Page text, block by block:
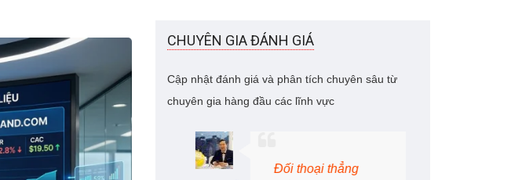
CHUYÊN GIA ĐÁNH GIÁ
Cập nhật đánh giá và phân tích chuyên sâu từ
chuyên gia hàng đầu các lĩnh vực
Đối thoại thẳng
Vấn đề con người